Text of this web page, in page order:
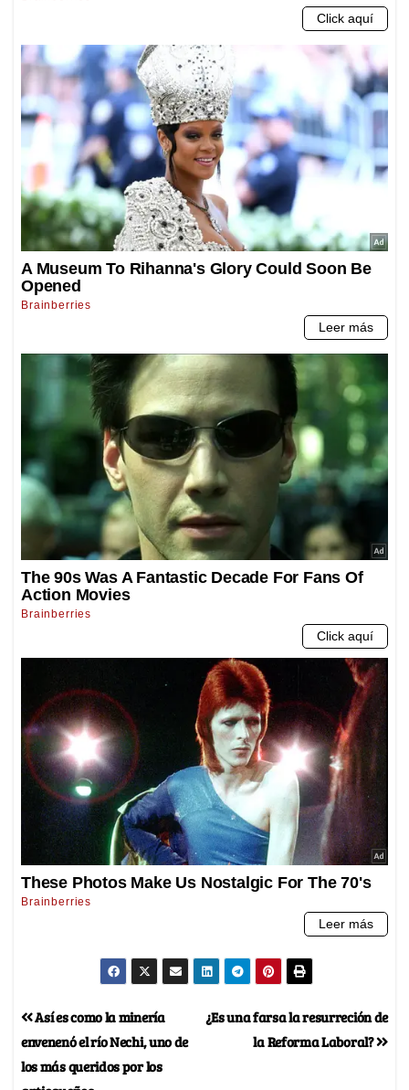
¿Es una farsa la resurreción de
la Reforma Laboral?
Así es como la minería
envenenó el río Nechi, uno de
los más queridos por los